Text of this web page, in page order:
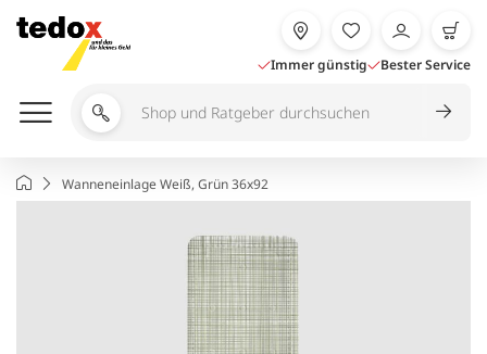
Inhalt
springen
Immer günstig Bester Service
Shop
durchsuchen
StartseiteWanneneinlage Weiß, Grün 36x92